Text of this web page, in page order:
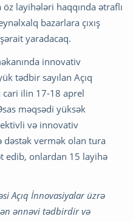
layihələri haqqında ətraflı
bazarlara çıxış
yaradacaq.
innovativ
tədbir sayılan Açıq
cari ilin 17-18 aprel
məqsədi yüksək
və innovativ
dəstək vermək olan tura
edib, onlardan 15 layihə
Açıq İnnovasiyalar üzrə
ənnəvi tədbirdir və